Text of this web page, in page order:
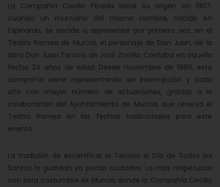
La Compañía Cecilio Pineda tiene su origen en 1907,
cuando un murciano del mismo nombre, nacido en
Espinardo, se decide a representar por primera vez, en el
Teatro Romea de Murcia, el personaje de Don Juan, de la
obra Don Juan Tenorio de José Zorrilla. Contaba en aquella
fecha 24 años de edad. Desde noviembre de 1989, esta
compañía viene representando sin interrupción y cada
año con mayor número de actuaciones, gracias a la
colaboración del Ayuntamiento de Murcia, que reserva el
Teatro Romea en las fechas tradicionales para este
evento.
La tradición de escenificar el Tenorio el Día de Todos los
Santos la guardan ya pocas ciudades. La más respetuosa
con esta costumbre es Murcia, donde la Compañía Cecilio